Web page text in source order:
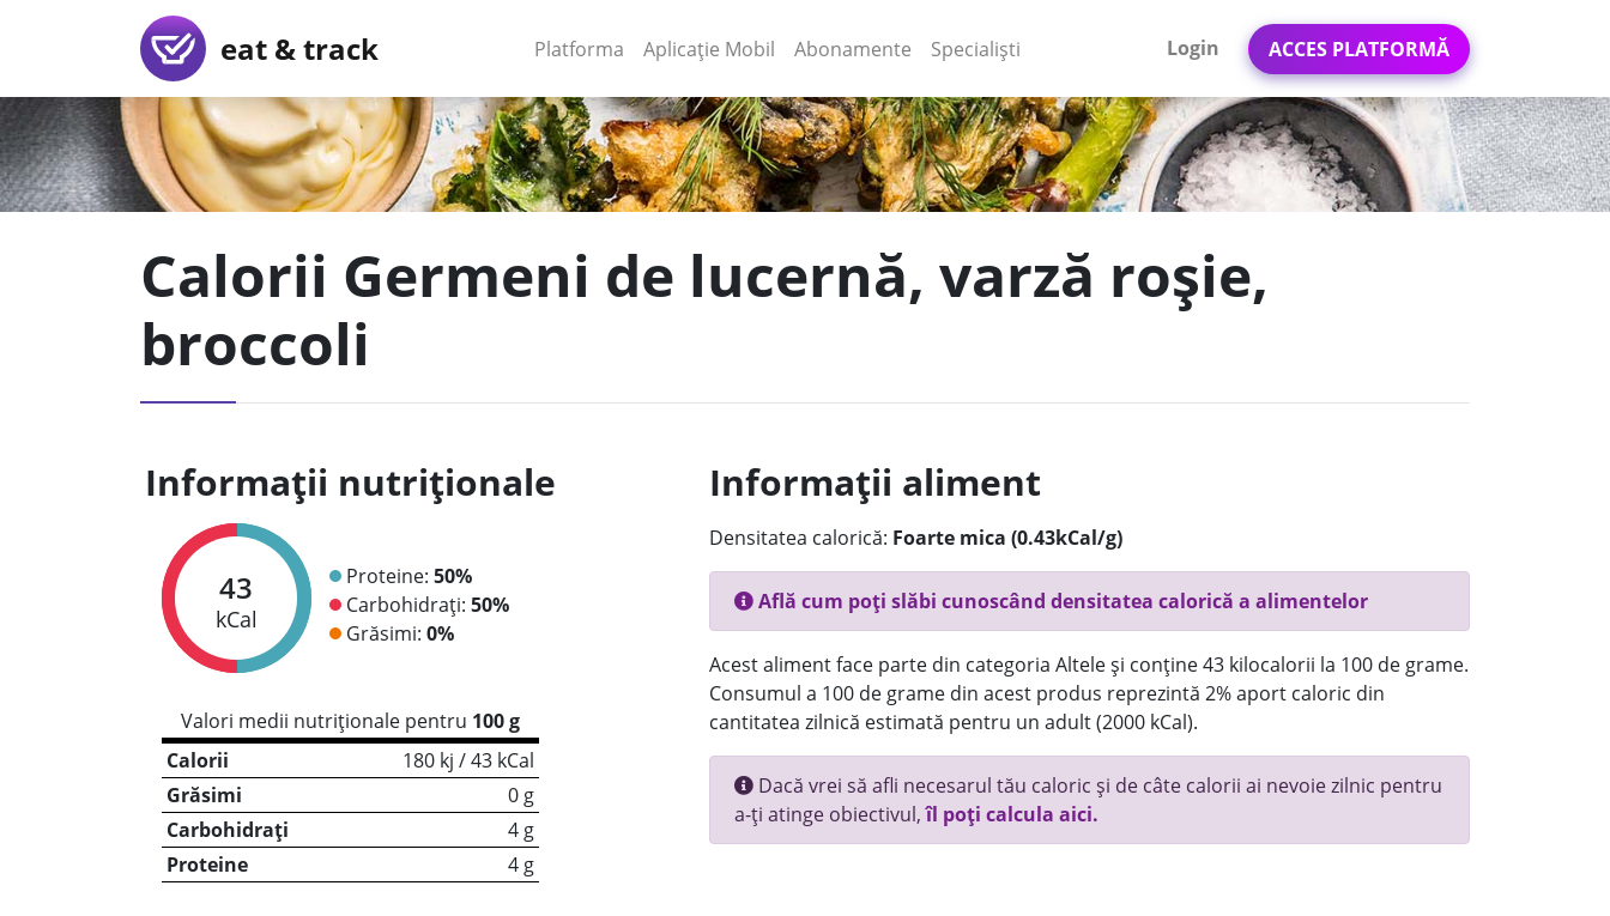
eat & track Platforma (current)
Aplicație Mobil (current)
Abonamente Specialiști Login ACCES PLATFORMĂ
Calorii Germeni de lucernă, varză roșie,
broccoli
Informații nutriționale
43
kCal
Proteine: 50%
Carbohidrați: 50%
Grăsimi: 0%
Valori medii nutriționale pentru 100 g
Calorii
180 kj / 43 kCal
Grăsimi
0 g
Carbohidrați
4 g
Proteine
4 g
Informații aliment
Densitatea calorică: Foarte mica (0.43kCal/g)
Află cum poți slăbi cunoscând densitatea calorică a alimentelor
Acest aliment face parte din categoria Altele și conține 43 kilocalorii la 100 de grame.
Consumul a 100 de grame din acest produs reprezintă 2% aport caloric din
cantitatea zilnică estimată pentru un adult (2000 kCal).
Dacă vrei să afli necesarul tău caloric și de câte calorii ai nevoie zilnic pentru
a-ți atinge obiectivul,îl poți calcula aici.